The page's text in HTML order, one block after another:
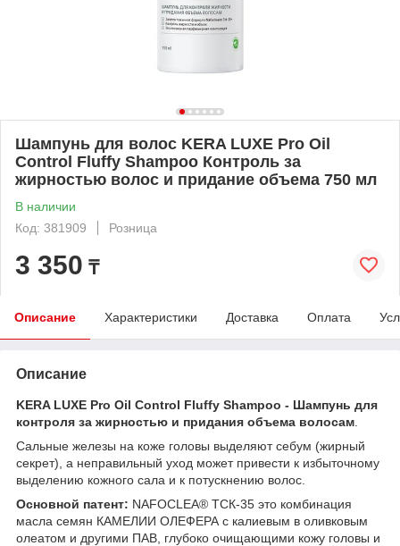
Шампунь для волос KERA LUXE Pro Oil
Control Fluffy Shampoo Контроль за
жирностью волос и придание объема 750 мл
В наличии
Код: 381909
Розница
3 350 ₸
Описание Характеристики Доставка Оплата
Описание
KERA LUXE Pro Oil Control Fluffy Shampoo - Шампунь для
контроля за жирностью и придания объема волосам
Сальные железы на коже головы выделяют себум (жирный
секрет), а неправильный уход может привести к избыточному
выделению кожного сала и к потускнению волос.
Основной патент: NAFOCLEA® ТСК-35 это комбинация
масла семян КАМЕЛИИ ОЛЕФЕРА с калиевым в оливковым
олеатом и другими ПАВ, глубоко очищающими кожу головы и